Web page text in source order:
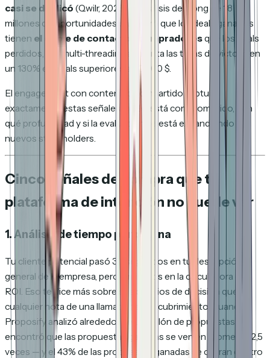
casi se duplicó (Qwilr, 2025). El análisis de Gong de 1,8
millones de oportunidades encontró que los deals ganados
tienen el doble de contactos compradoresque los deals
perdidos, y el multi-threading aumenta las tasas de victoria en
un 130% en deals superiores a 50.000 $.
El engagement con contenido compartido captura
exactamente estas señales: quién está comprometido, con
qué profundidad y si la evaluación se está expandiendo a
nuevos stakeholders.
Cinco señales de compra que tu
plataforma de intención no puede ver
1. Análisis de tiempo por página
Tu cliente potencial pasó 30 segundos en tu descripción
general de la empresa, pero 4 minutos en la calculadora de
ROI. Eso te dice más sobre sus criterios de decisión que
cualquier nota de una llamada de descubrimiento. Cuando
Proposify analizó alrededor de un millón de propuestas,
encontró que las propuestas ganadas se ven en promedio 2,5
veces — y el 43% de las propuestas ganadas se cierran dentro